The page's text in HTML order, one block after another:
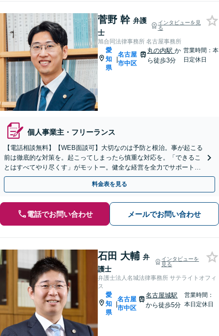
菅野 幹 弁護
士
インタビューを見
る
旭合同法律事務所 名古屋事務所
愛
知
県
|
名古屋
市中区
丸の内駅か
ら徒歩3分
営業時間：本
日定休日
個人事業主・フリーランス
【電話相談無料】【WEB面談可】大切なのは予防と根治。事が起こる
前は徹底的な対策を。起こってしまったら慎重な対応を。「できるこ
とはすべてやり尽くす」がモットー。健全な経営を全力でサポートい
たします。【丸の内駅3分】【休日面談可】
料金表を見る
電話でお問い合わせ メールでお問い合わせ
石田 大輔 弁
護士
インタビューを
見る
弁護士法人名城法律事務所 サテライトオフィ
ス
愛
知
県
|
名古屋
市中区
名古屋城駅
から徒歩5分
営業時間：
本日定休日